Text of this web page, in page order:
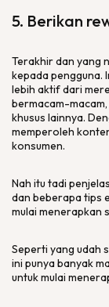
5. Berikan
Terakhir dan yang
kepada pengguna.
lebih aktif dari
bermacam-
khusus lainnya.
memperoleh
konsumen.
Nah itu tadi
dan beberapa tips
mulai menerapkan
Seperti yang udah
ini punya banyak
untuk mulai